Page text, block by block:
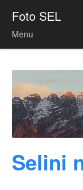
Foto SEL
Menu
Selini